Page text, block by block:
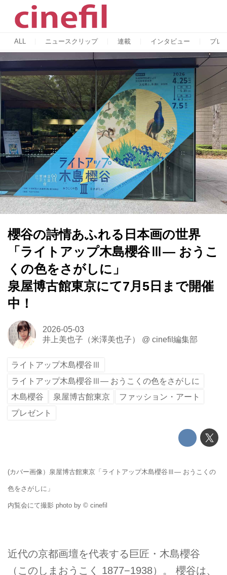
ALL ニュースクリップ 連載 インタビュー プレ
櫻谷の詩情あふれる日本画の世界
「ライトアップ木島櫻谷Ⅲ― おうこ
くの色をさがしに」
泉屋博古館東京にて7月5日まで開催
中！
2026-05-03
井上美也子（米澤美也子）
@ cinefil編集部
ライトアップ木島櫻谷Ⅲ
ライトアップ木島櫻谷Ⅲ― おうこくの色をさがしに
木島櫻谷
泉屋博古館東京
ファッション・アート
プレゼント
(カバー画像）泉屋博古館東京「ライトアップ木島櫻谷Ⅲ― おうこくの
色をさがしに」
内覧会にて撮影 photo by © cinefil
近代の京都画壇を代表する巨匠・木島櫻谷
（このしまおうこく 1877−1938）。 櫻谷は、